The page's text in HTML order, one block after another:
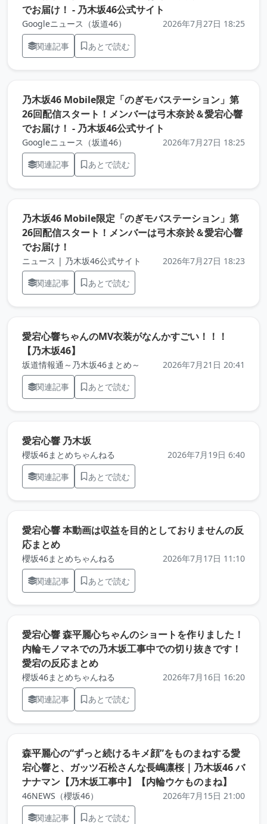
でお届け！ - 乃木坂46公式サイト
Googleニュース（坂道46）
2026年7月27日 18:25
関連記事
あとで読む
乃木坂46 Mobile限定「のぎモバステーション」第
26回配信スタート！メンバーは弓木奈於＆愛宕心響
でお届け！ - 乃木坂46公式サイト
Googleニュース（坂道46）
2026年7月27日 18:25
関連記事
あとで読む
乃木坂46 Mobile限定「のぎモバステーション」第
26回配信スタート！メンバーは弓木奈於＆愛宕心響
でお届け！
ニュース | 乃木坂46公式サイト
2026年7月27日 18:23
関連記事
あとで読む
愛宕心響ちゃんのMV衣装がなんかすごい！！！
【乃木坂46】
坂道情報通～乃木坂46まとめ～
2026年7月21日 20:41
関連記事
あとで読む
愛宕心響 乃木坂
櫻坂46まとめちゃんねる
2026年7月19日 6:40
関連記事
あとで読む
愛宕心響 本動画は収益を目的としておりませんの反
応まとめ（元記事を新しいタブで開きます）
櫻坂46まとめちゃんねる
2026年7月17日 11:10
関連記事
あとで読む
愛宕心響 森平麗心ちゃんのショートを作りました！
内輪モノマネでの乃木坂工事中での切り抜きです！
愛宕の反応まとめ（元記事を新しいタブで開きます）
櫻坂46まとめちゃんねる
2026年7月16日 16:20
関連記事
あとで読む
森平麗心の“ずっと続けるキメ顔”をものまねする愛
宕心響と、ガッツ石松さんな長嶋凛桜｜乃木坂46 バ
ナナマン【乃木坂工事中】【内輪ウケものまね】
46NEWS（櫻坂46）
2026年7月15日 21:00
関連記事
あとで読む